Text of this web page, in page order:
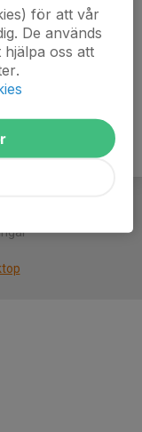
för att vår
De används
oss att